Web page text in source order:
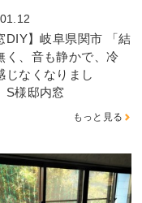
DIY】岐阜県関市 「結
く、音も静かで、冷
じなくなりまし
様邸内窓
もっと見る